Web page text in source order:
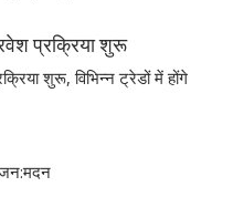
प्रक्रिया शुरू
शुरू, विभिन्न ट्रेडों में होंगे